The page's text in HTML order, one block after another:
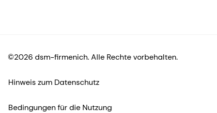
©2026 dsm-firmenich. Alle Rechte vorbehalten.
Hinweis zum Datenschutz
Bedingungen für die Nutzung